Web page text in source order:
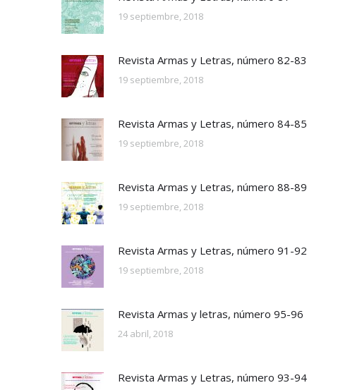
19 septiembre, 2018
Revista Armas y Letras, número 82-83
19 septiembre, 2018
Revista Armas y Letras, número 84-85
19 septiembre, 2018
Revista Armas y Letras, número 88-89
19 septiembre, 2018
Revista Armas y Letras, número 91-92
19 septiembre, 2018
Revista Armas y letras, número 95-96
24 abril, 2018
Revista Armas y Letras, número 93-94